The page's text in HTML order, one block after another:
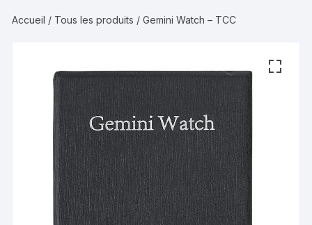
Accueil / Tous les produits / Gemini Watch – TCC